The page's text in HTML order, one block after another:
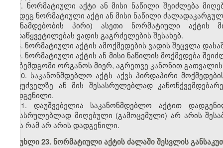
7. ნორმატიული აქტი ან მისი ნაწილი შეიძლება
შემდეგ ნორმატიული აქტი ან მისი ნაწილი
(თანამდებობის პირი) ასეთი ნორმატიული აქტის
გადაწყვეტილებას ვადის გაგრძელების შესახებ.
8. ნორმატიული აქტის ამოქმედების ვადის შეცვლა
9. ნორმატიული აქტის ან მისი ნაწილის მოქმედება
და ზემდგომი ორგანოს მიერ, აგრეთვე კანონით
10. საკანონმდებლო აქტს აქვს პირდაპირი
საფუძველზე ან მის შესასრულებლად
დადგენილი.
11. დაუშვებელია საკანონმდებლო აქტით
შესასრულებლად მიღებული (გამოცემული) არ არის
სხვა რამ არ არის დადგენილი.
მუხლი 23. ნორმატიული აქტის ძალაში შესვლის